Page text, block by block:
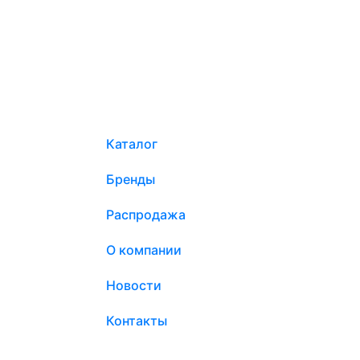
Каталог
Бренды
Распродажа
О компании
Новости
Контакты